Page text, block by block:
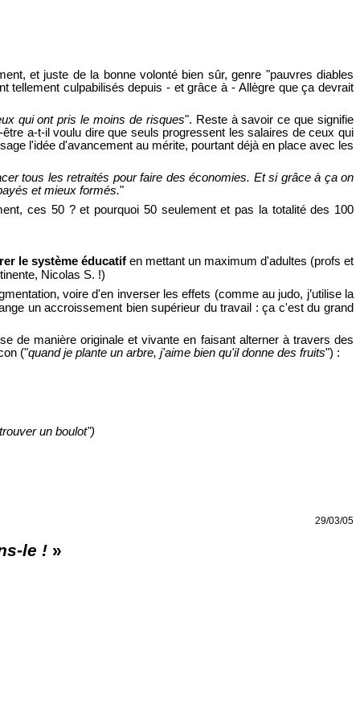
et juste de la bonne volonté bien sûr, genre "pauvres diables
tellement culpabilisés depuis - et grâce à - Allègre que ça devrait
qui ont pris le moins de risques". Reste à savoir ce que signifie
a-t-il voulu dire que seuls progressent les salaires de ceux qui
l'idée d'avancement au mérite, pourtant déjà en place avec les
tous les retraités pour faire des économies. Et si grâce à ça on
et mieux formés."
ces 50 ? et pourquoi 50 seulement et pas la totalité des 100
le système éducatifen mettant un maximum d'adultes (profs et
Nicolas S. !)
voire d'en inverser les effets (comme au judo, j’utilise la
un accroissement bien supérieur du travail : ça c'est du grand
de manière originale et vivante en faisant alterner à travers des
("quand je plante un arbre, j'aime bien qu'il donne des fruits") :
un boulot")
29/03/05
le !»